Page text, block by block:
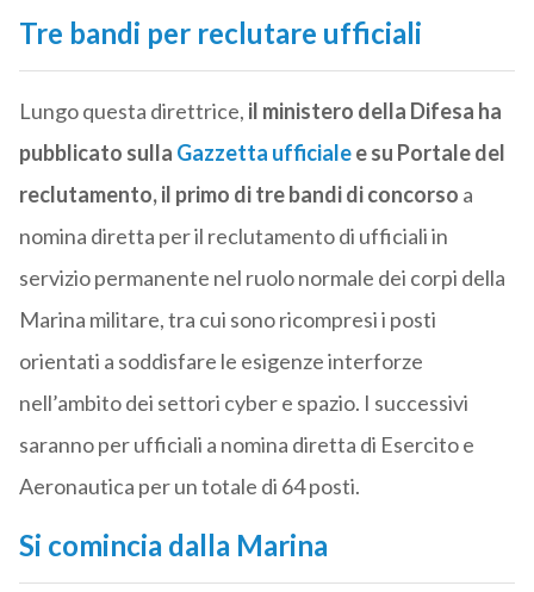
Tre bandi per reclutare ufficiali
Lungo questa direttrice, il ministero della Difesa ha
pubblicato sulla Gazzetta ufficialee su Portale del
reclutamento, il primo di tre bandi di concorso a
nomina diretta per il reclutamento di ufficiali in
servizio permanente nel ruolo normale dei corpi della
Marina militare, tra cui sono ricompresi i posti
orientati a soddisfare le esigenze interforze
nell’ambito dei settori cyber e spazio. I successivi
saranno per ufficiali a nomina diretta di Esercito e
Aeronautica per un totale di 64 posti.
Si comincia dalla Marina